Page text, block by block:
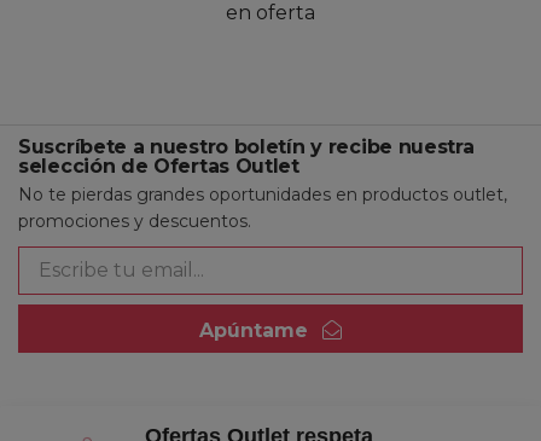
Ofertas Outlet respeta
en oferta
Suscríbete a nuestro boletín y recibe nuestra
selección de Ofertas Outlet
No te pierdas grandes oportunidades en productos outlet,
promociones y descuentos.
Apúntame